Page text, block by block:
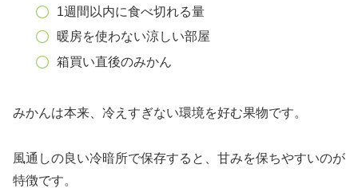
1週間以内に食べ切れる量
暖房を使わない涼しい部屋
箱買い直後のみかん
みかんは本来、冷えすぎない環境を好む果物です。
風通しの良い冷暗所で保存すると、甘みを保ちやすいのが
特徴です。